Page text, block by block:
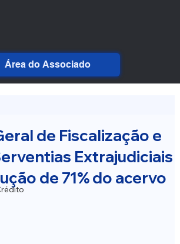
Área do Associado
de Fiscalização e
Extrajudiciais
de 71% do acervo